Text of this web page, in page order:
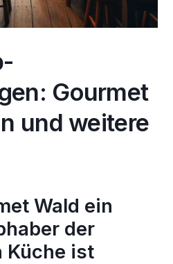
Gourmet
und weitere
Wald ein
der
Küche ist